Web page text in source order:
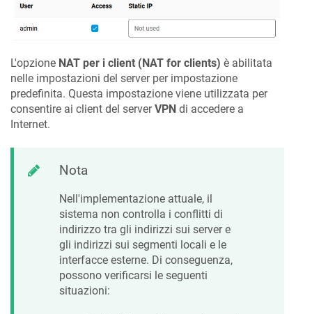
L'opzione NAT per i client (NAT for clients) è abilitata
nelle impostazioni del server per impostazione
predefinita. Questa impostazione viene utilizzata per
consentire ai client del serverVPN di accedere a
Internet.
Nota
Nell'implementazione attuale, il
sistema non controlla i conflitti di
indirizzo tra gli indirizzi sui server e
gli indirizzi sui segmenti locali e le
interfacce esterne. Di conseguenza,
possono verificarsi le seguenti
situazioni: